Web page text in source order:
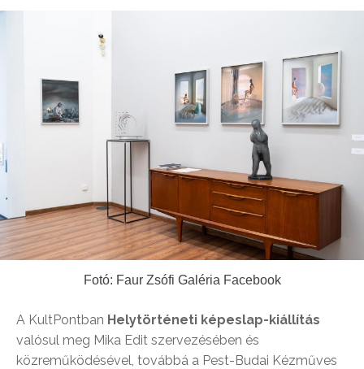
Fotó: Faur Zsófi Galéria Facebook
A KultPontban Helytörténeti képeslap-kiállítás
valósul meg Mika Edit szervezésében és
közreműködésével, továbbá a Pest-Budai Kézműves